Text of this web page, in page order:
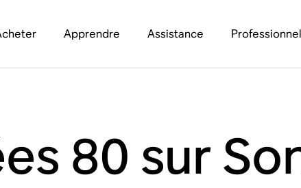
Apprendre Assistance
80 sur